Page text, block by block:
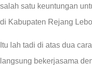
salah satu keuntungan
di Kabupaten Rejang
Itu lah tadi di atas dua
langsung bekerjasama